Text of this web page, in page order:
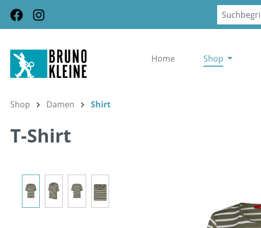
Hauptinhalt springen
Zur Suche springen
Zur Hauptnavigation springen
Home Shop
Shop Damen Shirt
T-Shirt
Bildergalerie überspringen